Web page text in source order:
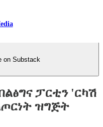
on Substack
ፓርቲን 'ርካሽ
ዝግጅት